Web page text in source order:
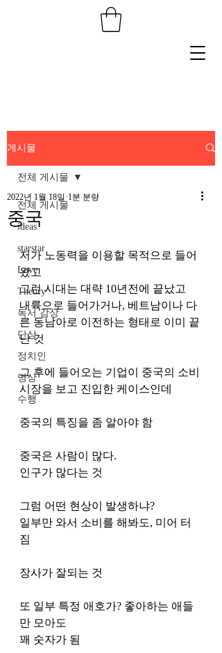
게시물
전체 게시물
ideas
starstar
Love
Theory
독서 감상
단상
정치인
명상
수행
전체 게시물
중국
2022년 1월 18일 1분 분량
저가 노동력을 이용할 목적으로 들어
왔고
그런 시대는 대략 10년전에 끝났고
내륙으로 들어가거나, 베트남이나 다
른 동남아로 이전하는 형태로 이미 끝
난 것
그 후에 들어오는 기업이 중국의 소비
시장을 보고 진입한 케이스인데
중국의 특징을 좀 알아야 함
중국은 사람이 많다.
인구가 많다는 것
그럼 어떤 현상이 발생하냐?
일부만 와서 소비를 해봐도, 미어 터
짐
장사가 잘되는 것
또 일부 특정 애호가? 좋아하는 애들
만 모아도
꽤 숫자가 됨